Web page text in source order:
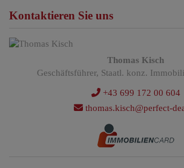
Kontaktieren Sie uns
Thomas Kisch
Geschäftsführer, Staatl. konz.
+43 699 172 00 604
thomas.kisch@perfect-